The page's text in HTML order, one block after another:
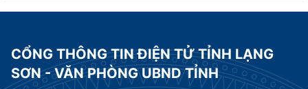
CỔNG THÔNG TIN ĐIỆN TỬ TỈNH LẠNG
SƠN - VĂN PHÒNG UBND TỈNH